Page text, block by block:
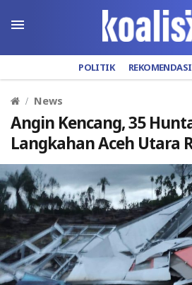
POLITIK REKOMENDASI
News
Angin Kencang, 35
Langkahan Aceh Utara